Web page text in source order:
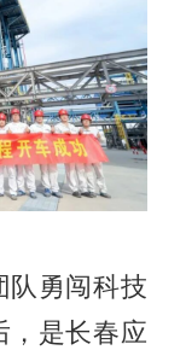
勇闯科技
，是长春应